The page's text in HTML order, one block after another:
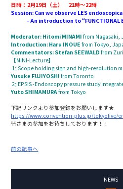
日時：2月19日（土） 21時～22時
Session: Can we observe LES
– An introduction to“FUNCTIONAL
Moderator: Hitomi MINAMI from Nagasaki,
Introduction: Haru INOUE from Tokyo,
Commentators: Stefan SEEWALDfrom
【MINI-Lecture】
1; Scope holding sign and high-resolution
Yusuke FUJIYOSHIfrom Toronto
2; EPSIS -Endoscopy pressure study
Yuto SHIMAMURAfrom Tokyo
下記リンクより参加登録をお願いします★
https://www.convention-plus.jp/tokyolive/
皆さまの参加をお待ちしております！！
前の記事へ
NEWS